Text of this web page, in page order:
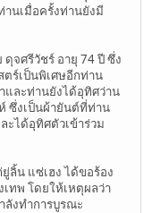
นเมื่อครั้งท่านยังมี
จศรีวัชร์ อายุ 74 ปี ซึ่ง
ร์เป็นพิเศษอีกท่าน
ละท่านยังได้อุทิศว่าน
ซึ่งเป็นผ้ายันต์ที่ท่าน
ะได้อุทิศตัวเข้าร่วม
ลิ้น แซ่เฮง ได้ขอร้อง
ทพ โดยให้เหตุผลว่า
ลังทำการบูรณะ